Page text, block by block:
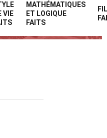
VIE
MATHÉMATIQUES
ET LOGIQUE
FAITS